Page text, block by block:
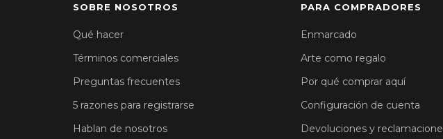
SOBRE NOSOTROS
Qué hacer
Términos comerciales
Preguntas frecuentes
5 razones para registrarse
Hablan de nosotros
PARA COMPRADORES
Enmarcado
Arte como regalo
Por qué comprar aquí
Configuración de cuenta
Devoluciones y